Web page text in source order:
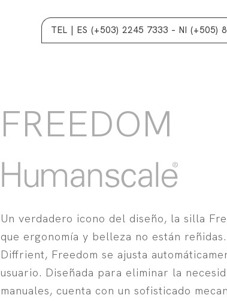
TEL | ES (+503) 2245 7333 – NI (+505)
FREEDOM
Un verdadero icono del diseño, la silla
que ergonomía y belleza no están
Diffrient, Freedom se ajusta
usuario. Diseñada para eliminar la
manuales, cuenta con un sofisticado